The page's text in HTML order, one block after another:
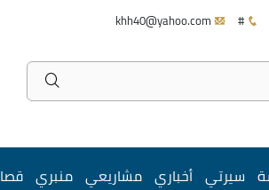
#
سيرتي أخباري مشاريعي منبري